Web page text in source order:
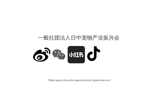
一般社团法人​日中宠物产业振兴会
©2024 Japan China Pet Association All rights reserved.